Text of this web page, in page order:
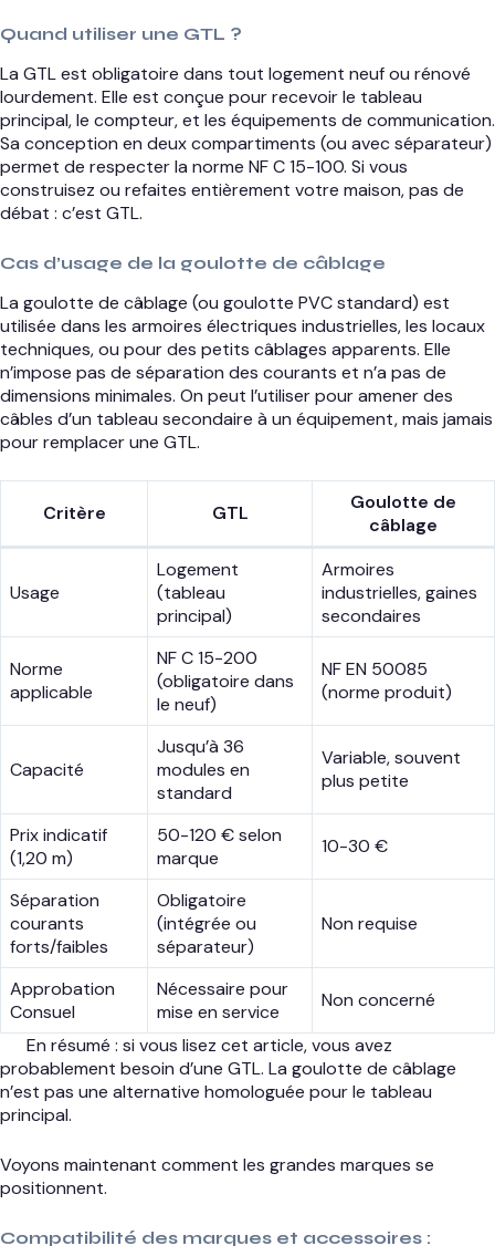
Quand utiliser une GTL ?
La GTL est obligatoire dans tout logement neuf ou rénové
lourdement. Elle est conçue pour recevoir le tableau
principal, le compteur, et les équipements de communication.
Sa conception en deux compartiments (ou avec séparateur)
permet de respecter la norme NF C 15-100. Si vous
construisez ou refaites entièrement votre maison, pas de
débat : c’est GTL.
Cas d’usage de la goulotte de câblage
La goulotte de câblage (ou goulotte PVC standard) est
utilisée dans les armoires électriques industrielles, les locaux
techniques, ou pour des petits câblages apparents. Elle
n’impose pas de séparation des courants et n’a pas de
dimensions minimales. On peut l’utiliser pour amener des
câbles d’un tableau secondaire à un équipement, mais jamais
pour remplacer une GTL.
Critère GTL
Goulotte de
câblage
Usage
Logement
(tableau
principal)
Armoires
industrielles, gaines
secondaires
Norme
applicable
NF C 15-200
(obligatoire dans
le neuf)
NF EN 50085
(norme produit)
Capacité
Jusqu’à 36
modules en
standard
Variable, souvent
plus petite
Prix indicatif
(1,20 m)
50-120 € selon
marque
10-30 €
Séparation
courants
forts/faibles
Obligatoire
(intégrée ou
séparateur)
Non requise
Approbation
Consuel
Nécessaire pour
mise en service
Non concerné
En résumé : si vous lisez cet article, vous avez
probablement besoin d’une GTL. La goulotte de câblage
n’est pas une alternative homologuée pour le tableau
principal.
Voyons maintenant comment les grandes marques se
positionnent.
Compatibilité des marques et accessoires :